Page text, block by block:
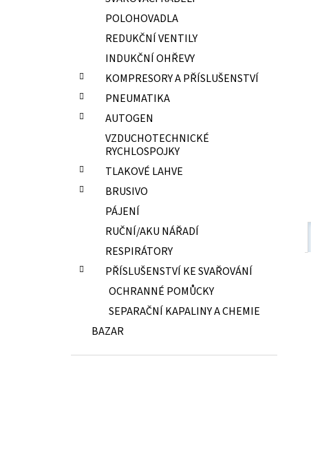
POLOHOVADLA
REDUKČNÍ VENTILY
INDUKČNÍ OHŘEVY
KOMPRESORY A PŘÍSLUŠENSTVÍ
PNEUMATIKA
AUTOGEN
VZDUCHOTECHNICKÉ
RYCHLOSPOJKY
TLAKOVÉ LAHVE
BRUSIVO
PÁJENÍ
RUČNÍ/AKU NÁŘADÍ
RESPIRÁTORY
PŘÍSLUŠENSTVÍ KE SVAŘOVÁNÍ
OCHRANNÉ POMŮCKY
SEPARAČNÍ KAPALINY A CHEMIE
BAZAR
15,70 Kč